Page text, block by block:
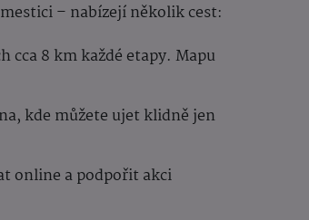
– nabízejí několik cest:
cca 8 km každé etapy. Mapu
kde můžete ujet klidně jen
online a podpořit akci